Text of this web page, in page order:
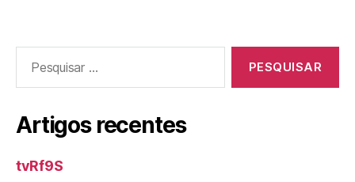
por:
Artigos recentes
tvRf9S